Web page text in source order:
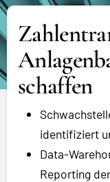
schaffen
identifiziert
Data-
Reporting